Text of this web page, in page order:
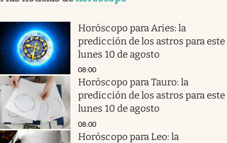
Horóscopo para Aries: la
predicción de los astros para este
lunes 10 de agosto
08:00
Horóscopo para Tauro: la
predicción de los astros para este
lunes 10 de agosto
08:00
Horóscopo para Leo: la